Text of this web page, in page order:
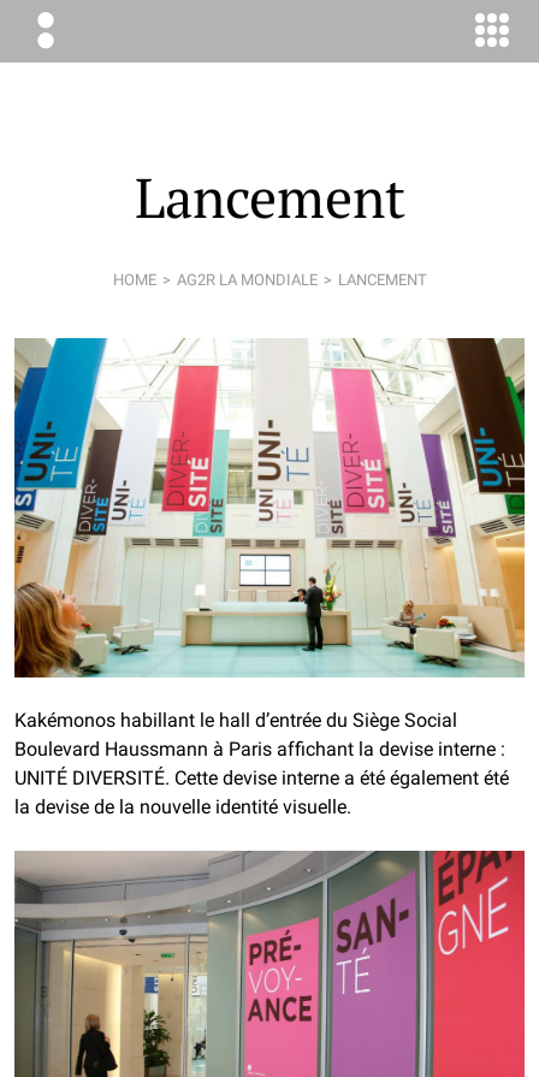
ÉLODIE
BOYER
Lancement
HOME AG2R LA MONDIALE LANCEMENT
Kakémonos habillant le hall d’entrée du Siège Social
Boulevard Haussmann à Paris affichant la devise interne :
UNITÉ DIVERSITÉ. Cette devise interne a été également été
la devise de la nouvelle identité visuelle.